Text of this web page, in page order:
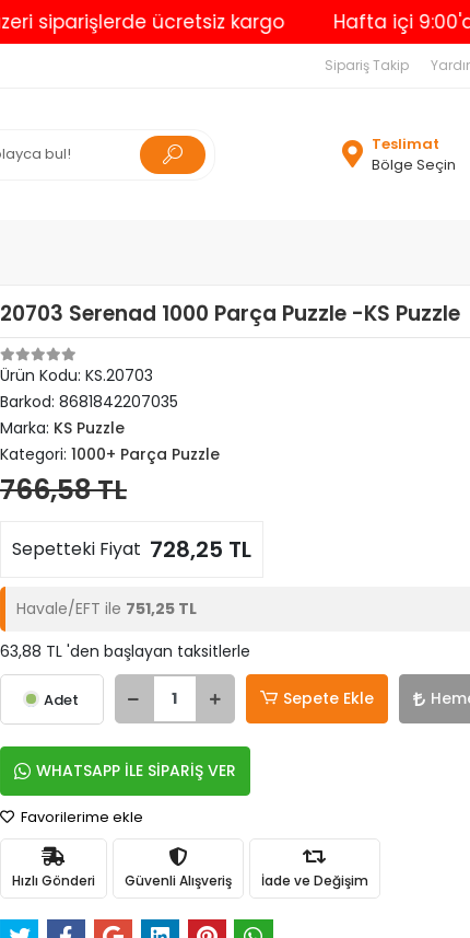
ücretsiz kargo Hafta içi 9:00'a
Sipariş Takip
Teslimat
Bölge Seçin
20703 Serenad 1000 Parça Puzzle -KS Puzzle
Ürün Kodu: KS.20703
Barkod: 8681842207035
Marka: KS Puzzle
Kategori: 1000+ Parça Puzzle
766,58 TL
Sepetteki Fiyat 728,25 TL
Havale/EFT ile 751,25 TL
63,88 TL 'den başlayan taksitlerle
Adet Sepete Ekle
WHATSAPP İLE SİPARİŞ VER
Favorilerime ekle
Hızlı Gönderi Güvenli Alışveriş İade ve Değişim